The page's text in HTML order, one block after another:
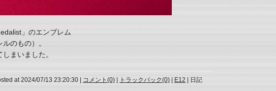
」のエンブレム
のもの）。
まいました。
at 2024/07/13 23:20:30 | コメント(0) トラックバック(0) E12 | 日記